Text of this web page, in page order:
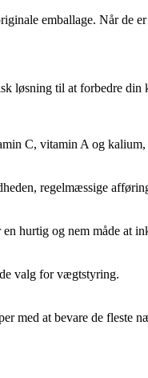
emballage. Når de
løsning til at forbedre din
C, vitamin A og
regelmæssige
hurtig og nem måde at
valg for vægtstyring.
med at bevare de fleste